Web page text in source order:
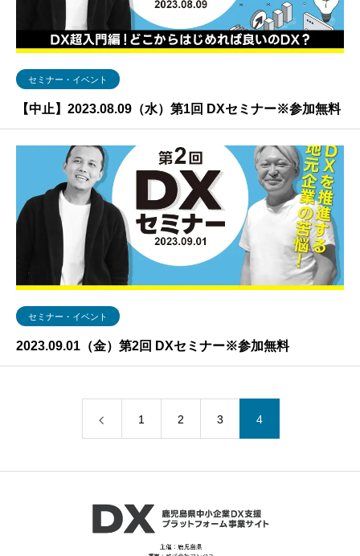
セミナー・イベント
【中止】2023.08.09（水）第1回 DXセミナー※参加無料
セミナー・イベント
2023.09.01（金）第2回 DXセミナー※参加無料
1 2 3 4